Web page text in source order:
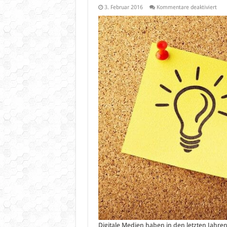
3. Februar 2016 Kommentare deaktiviertfür
im
–
ein
Digitale Medien haben in den letzten